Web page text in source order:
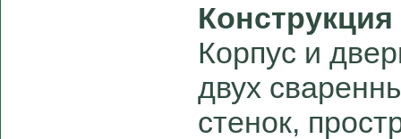
Конструкция
Корпус и
двух
стенок,